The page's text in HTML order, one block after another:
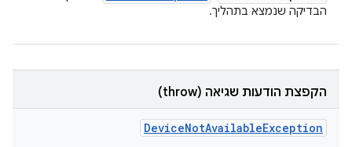
הבדיקה שנמצא בתהליך.
הקפצת הודעות שגיאה (throw)
DeviceNotAvailableException